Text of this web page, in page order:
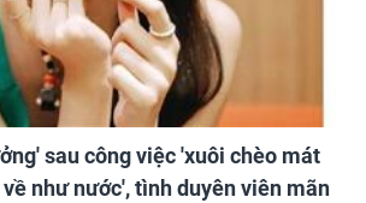
sau công việc 'xuôi chèo mát
như nước', tình duyên viên mãn